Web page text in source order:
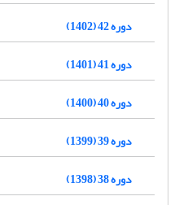
دوره 42 (1402)
دوره 41 (1401)
دوره 40 (1400)
دوره 39 (1399)
دوره 38 (1398)